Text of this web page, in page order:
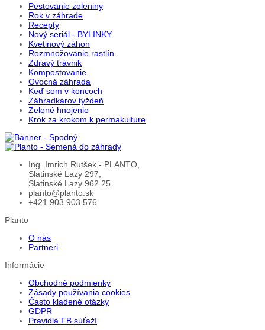
Pestovanie zeleniny
Rok v záhrade
Recepty
Nový seriál - BYLINKY
Kvetinový záhon
Rozmnožovanie rastlín
Zdravý trávnik
Kompostovanie
Ovocná záhrada
Keď som v koncoch
Záhradkárov týždeň
Zelené hnojenie
Krok za krokom k permakultúre
Ing. Imrich Rutšek - PLANTO,
Slatinské Lazy 297,
Slatinské Lazy 962 25
planto@planto.sk
+421 903 903 576
Planto
O nás
Partneri
Informácie
Obchodné podmienky
Zásady používania cookies
Často kladené otázky
GDPR
Pravidlá FB súťaží